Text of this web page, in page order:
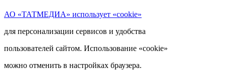
АО «ТАТМЕДИА» использует «cookie»
для персонализации сервисов и удобства
пользователей сайтом. Использование «cookie»
можно отменить в настройках браузера.